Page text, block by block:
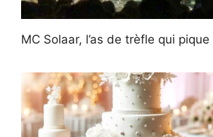
MC Solaar, l’as de trèfle qui